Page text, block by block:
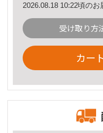
2026.08.18 10:22頃のお
受け取り方
カー